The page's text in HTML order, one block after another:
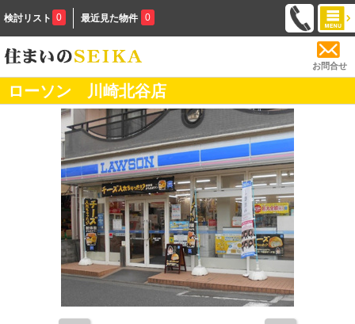
検討リスト 0 最近見た物件 0
お問合せ
ローソン 川崎北谷店